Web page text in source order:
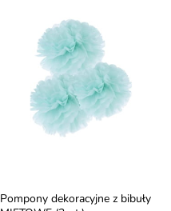
Pompony dekoracyjne z bibuły